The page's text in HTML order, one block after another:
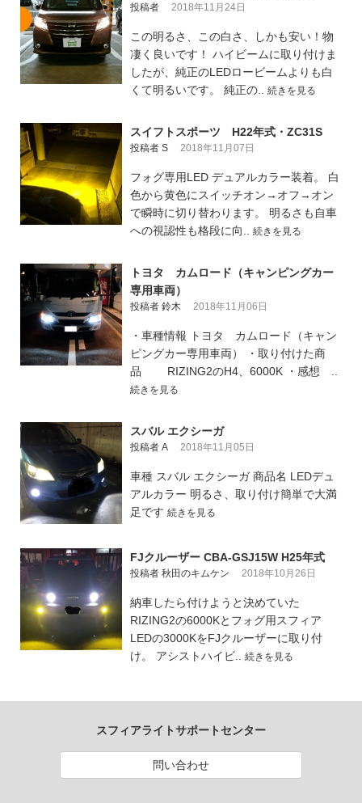
投稿者 2018年11月24日
この明るさ、この白さ、しかも安い！物
凄く良いです！ ハイビームに取り付けま
したが、純正のLEDロービームよりも白
くて明るいです。 純正の.. 続きを見る
スイフトスポーツ H22年式・ZC31S
投稿者 S 2018年11月07日
フォグ専用LED デュアルカラー装着。 白
色から黄色にスイッチオン→オフ→オン
で瞬時に切り替わります。 明るさも自車
への視認性も格段に向.. 続きを見る
トヨタ カムロード（キャンピングカー
専用車両）
投稿者 鈴木 2018年11月06日
・車種情報 トヨタ カムロード（キャン
ピングカー専用車両） ・取り付けた商
品 RIZING2のH4、6000K ・感想 ..
続きを見る
スバル エクシーガ
投稿者 A 2018年11月05日
車種 スバル エクシーガ 商品名 LEDデュ
アルカラー 明るさ、取り付け簡単で大満
足です 続きを見る
FJクルーザー CBA-GSJ15W H25年式
投稿者 秋田のキムケン 2018年10月26日
納車したら付けようと決めていた
RIZING2の6000Kとフォグ用スフィア
LEDの3000KをFJクルーザーに取り付
け。 アシストハイビ.. 続きを見る
スフィアライトサポートセンター
問い合わせ